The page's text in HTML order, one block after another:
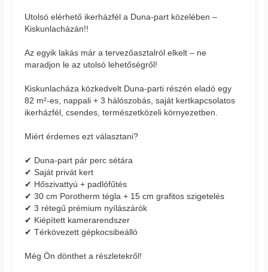
Utolsó elérhető ikerházfél a Duna-part közelében –
Kiskunlacházán!!
Az egyik lakás már a tervezőasztalról elkelt – ne
maradjon le az utolsó lehetőségről!
Kiskunlacháza közkedvelt Duna-parti részén eladó egy
82 m²-es, nappali + 3 hálószobás, saját kertkapcsolatos
ikerházfél, csendes, természetközeli környezetben.
Miért érdemes ezt választani?
✔ Duna-part pár perc sétára
✔ Saját privát kert
✔ Hőszivattyú + padlófűtés
✔ 30 cm Porotherm tégla + 15 cm grafitos szigetelés
✔ 3 rétegű prémium nyílászárók
✔ Kiépített kamerarendszer
✔ Térkövezett gépkocsibeálló
Még Ön dönthet a részletekről!